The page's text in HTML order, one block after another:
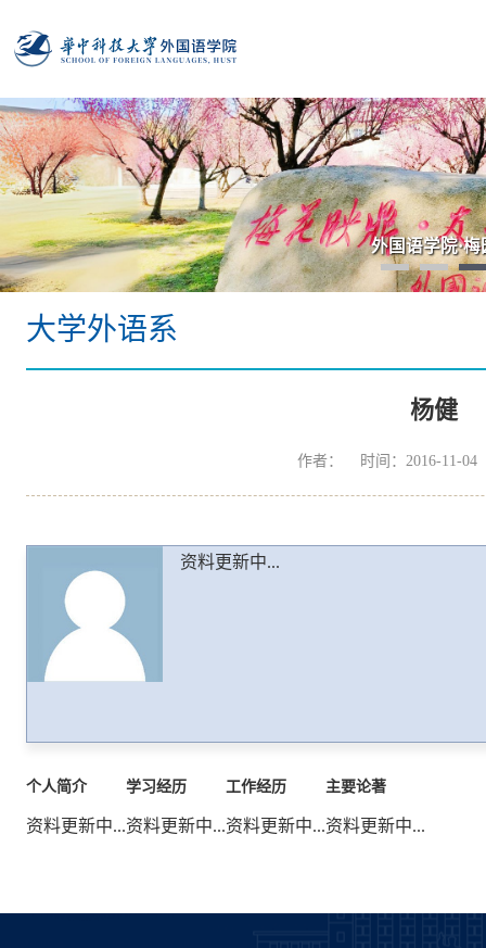
外国语学院·梅
大学外语系
杨健
作者： 时间：2016-11-
资料更新中...
个人简介
资料更新中...
学习经历
资料更新中...
工作经历
资料更新中...
主要论著
资料更新中...